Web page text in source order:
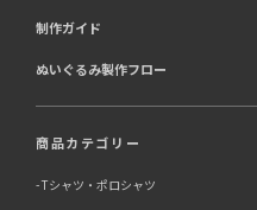
制作ガイド
ぬいぐるみ製作フロー
商品カテゴリー
Tシャツ・ポロシャツ